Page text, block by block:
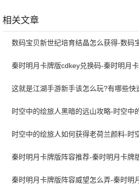
相关文章
秦时明月卡牌版cdkey兑换码-秦时明月
这就是江湖手游新手该怎么玩?有哪些快
秦时明月卡牌版阵容推荐-秦时明月卡牌